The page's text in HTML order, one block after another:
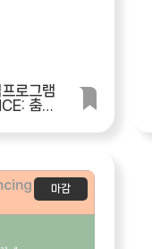
로그램
춤으
마감